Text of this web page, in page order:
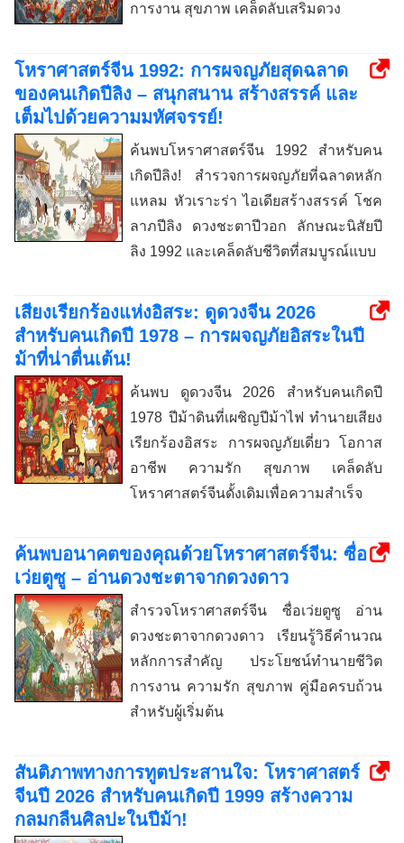
การงาน สุขภาพ เคล็ดลับเสริมดวง
โหราศาสตร์จีน 1992: การผจญภัยสุดฉลาด
ของคนเกิดปีลิง – สนุกสนาน สร้างสรรค์ และ
เต็มไปด้วยความมหัศจรรย์!
ค้นพบโหราศาสตร์จีน 1992 สำหรับคน
เกิดปีลิง! สำรวจการผจญภัยที่ฉลาดหลัก
แหลม หัวเราะร่า ไอเดียสร้างสรรค์ โชค
ลาภปีลิง ดวงชะตาปีวอก ลักษณะนิสัยปี
ลิง 1992 และเคล็ดลับชีวิตที่สมบูรณ์แบบ
เสียงเรียกร้องแห่งอิสระ: ดูดวงจีน 2026
สำหรับคนเกิดปี 1978 – การผจญภัยอิสระในปี
ม้าที่น่าตื่นเต้น!
ค้นพบ ดูดวงจีน 2026 สำหรับคนเกิดปี
1978 ปีม้าดินที่เผชิญปีม้าไฟ ทำนายเสียง
เรียกร้องอิสระ การผจญภัยเดี่ยว โอกาส
อาชีพ ความรัก สุขภาพ เคล็ดลับ
โหราศาสตร์จีนดั้งเดิมเพื่อความสำเร็จ
ค้นพบอนาคตของคุณด้วยโหราศาสตร์จีน: ซื่อ
เว่ยตูซู – อ่านดวงชะตาจากดวงดาว
สำรวจโหราศาสตร์จีน ซื่อเว่ยตูซู อ่าน
ดวงชะตาจากดวงดาว เรียนรู้วิธีคำนวณ
หลักการสำคัญ ประโยชน์ทำนายชีวิต
การงาน ความรัก สุขภาพ คู่มือครบถ้วน
สำหรับผู้เริ่มต้น
สันติภาพทางการทูตประสานใจ: โหราศาสตร์
จีนปี 2026 สำหรับคนเกิดปี 1999 สร้างความ
กลมกลืนศิลปะในปีม้า!